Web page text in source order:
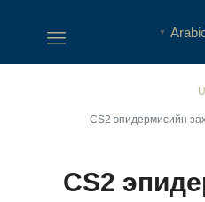
▼
CS2 эпидермисийн
CS2